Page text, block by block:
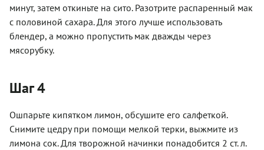
минут, затем откиньте на сито. Разотрите распаренный мак
с половиной сахара. Для этого лучше использовать
блендер, а можно пропустить мак дважды через
мясорубку.
Шаг 4
Ошпарьте кипятком лимон, обсушите его салфеткой.
Снимите цедру при помощи мелкой терки, выжмите из
лимона сок. Для творожной начинки понадобится 2 ст. л.